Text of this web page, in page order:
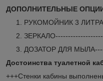
ДОПОЛНИТЕЛЬНЫЕ
РУКОМОЙНИК 3
ДОЗАТОР ДЛЯ
Достоинства туалетной
+++Стенки кабины